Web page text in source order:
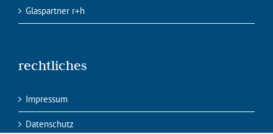
Glaspartner r+h
rechtliches
Impressum
Datenschutz